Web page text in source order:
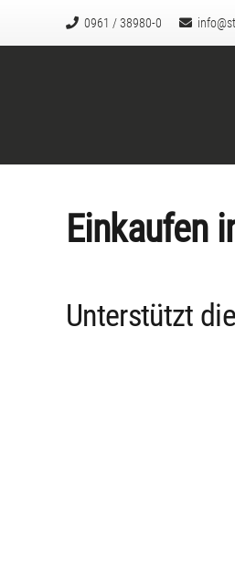
0961 / 38980-0
Einkaufen
Unterstützt